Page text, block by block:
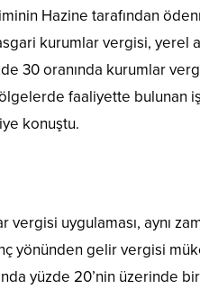
Hazine tarafından
kurumlar vergisi, yerel
oranında kurumlar
faaliyette bulunan
konuştu.
uygulaması, aynı
yönünden gelir vergisi
yüzde 20’nin üzerinde